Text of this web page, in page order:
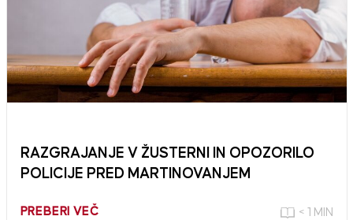
RAZGRAJANJE V ŽUSTERNI IN OPOZORILO
POLICIJE PRED MARTINOVANJEM
PREBERI VEČ < 1 MIN